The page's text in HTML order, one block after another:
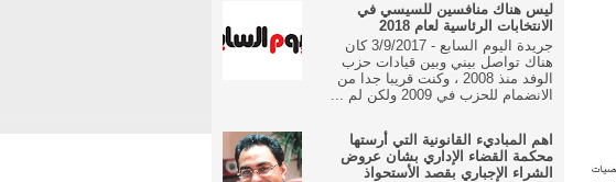
ليس هناك منافسين للسيسي في
الانتخابات الرئاسية لعام 2018
جريدة اليوم السابع - 3/9/2017 كان
هناك تواصل بيني وبين قيادات حزب
الوفد منذ 2008 ، وكنت قريبا جدا من
الانضمام للحزب في 2009 ولكن لم ...
اهم المباديء القانونية التي أرستها
محكمة القضاء الإداري بشان عروض
الشراء الإجباري بقصد الأستحواذ